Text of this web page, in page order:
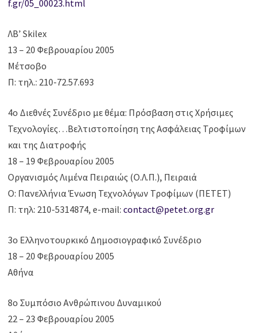
f.gr/05_00023.html
ΛΒ’ Skilex
13 – 20 Φεβρουαρίου 2005
Μέτσοβο
Π: τηλ.: 210-72.57.693
4ο Διεθνές Συνέδριο με θέμα: Πρόσβαση στις Χρήσιμες
Τεχνολογίες…Βελτιστοποίηση της Ασφάλειας Τροφίμων
και της Διατροφής
18 – 19 Φεβρουαρίου 2005
Οργανισμός Λιμένα Πειραιώς (Ο.Λ.Π.), Πειραιά
Ο: Πανελλήνια Ένωση Τεχνολόγων Τροφίμων (ΠΕΤΕΤ)
Π: τηλ: 210-5314874, e-mail:contact@petet.org.gr
3ο Ελληνοτουρκικό Δημοσιογραφικό Συνέδριο
18 – 20 Φεβρουαρίου 2005
Αθήνα
8ο Συμπόσιο Ανθρώπινου Δυναμικού
22 – 23 Φεβρουαρίου 2005